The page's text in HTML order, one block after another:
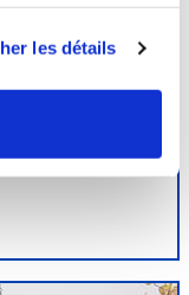
les détails
urinaires
thermales, dont les
disposent